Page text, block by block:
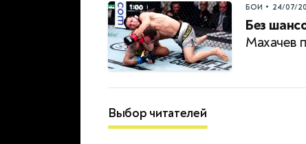
БОИ • 24/07/
Без
Махачев
Выбор читателей